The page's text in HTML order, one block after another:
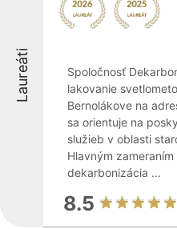
Laureáti
Spoločnosť
lakovanie
Bernolákove na
sa orientuje na
služieb v oblasti
Hlavným
dekarbonizácia ...
8.5